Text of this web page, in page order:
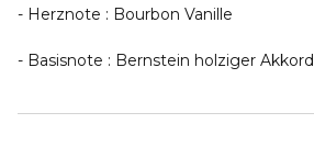
- Herznote : Bourbon Vanille
- Basisnote : Bernstein holziger Akkord